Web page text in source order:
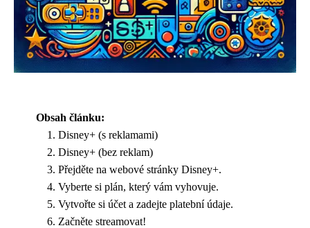
Obsah článku:
Disney+ (s reklamami)
Disney+ (bez reklam)
Přejděte na webové stránky Disney+.
Vyberte si plán, který vám vyhovuje.
Vytvořte si účet a zadejte platební údaje.
Začněte streamovat!